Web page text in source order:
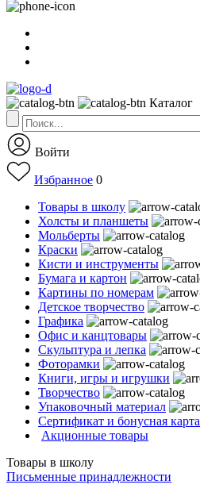
Каталог
Войти
Избранное 0
Товары в школу
Холсты и планшеты
Мольберты
Краски
Кисти и инструменты
Бумага и картон
Картины по номерам
Детское творчество
Графика
Офис и канцтовары
Скульптура и лепка
Фоторамки
Книги, игры и игрушки
Творчество
Упаковочный материал
Сертификат и бонусная карта
Акционные товары
Товары в школу
Письменные принадлежности